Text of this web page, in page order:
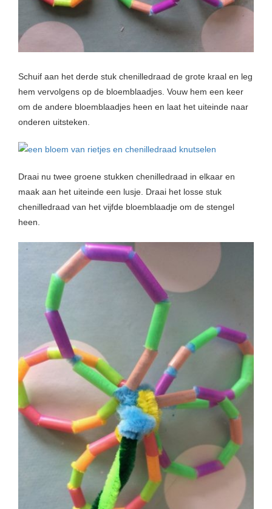
Schuif aan het derde stuk chenilledraad de grote kraal en leg
hem vervolgens op de bloemblaadjes. Vouw hem een keer
om de andere bloemblaadjes heen en laat het uiteinde naar
onderen uitsteken.
Draai nu twee groene stukken chenilledraad in elkaar en
maak aan het uiteinde een lusje. Draai het losse stuk
chenilledraad van het vijfde bloemblaadje om de stengel
heen.